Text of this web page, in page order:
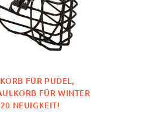
FÜR PUDEL,
FÜR WINTER
NEUIGKEIT!